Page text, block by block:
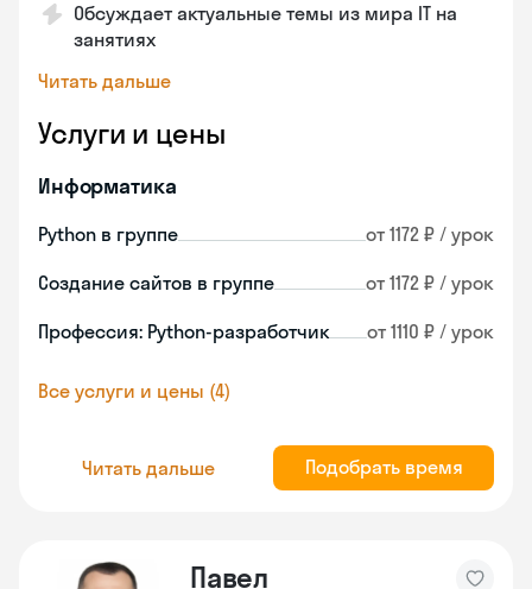
Обсуждает актуальные темы из мира IT на
занятиях
Читать дальше
Услуги и цены
Информатика
Python в группе от 1172 ₽ / урок
Создание сайтов в группе от 1172 ₽ / урок
Профессия: Python-разработчик от 1110 ₽ / урок
Все услуги и цены (4)
Читать дальше Подобрать время
Павел